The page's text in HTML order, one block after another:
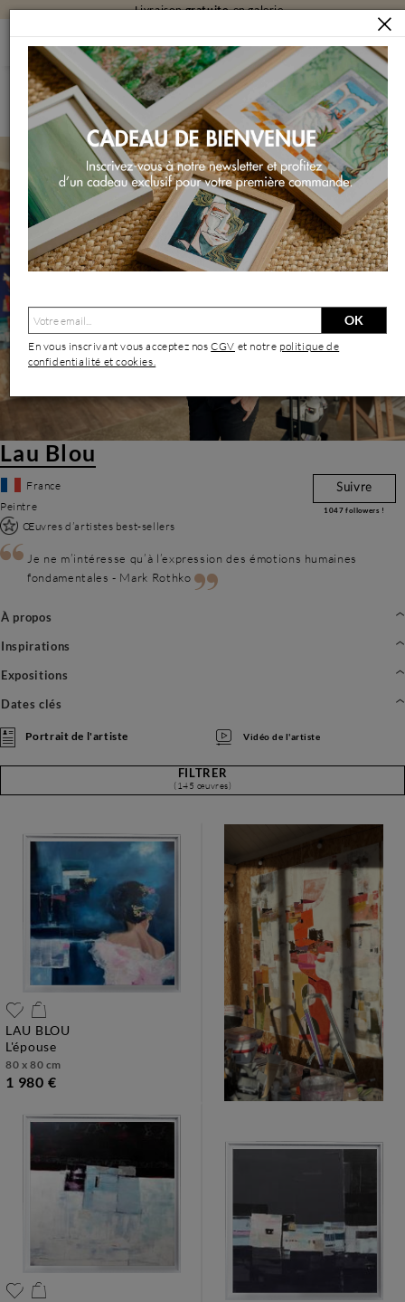
Livraisongratuiteen galerie
ARTISTES LAU BLOU
Lau Blou | Artiste Contemporain : Oeuvres & Biographie
Lau Blou
France
Peintre
Œuvres d’artistes best-sellers
Suivre
1047followers !
Je ne m’intéresse qu’à l’expression des émotions humaines
fondamentales - Mark Rothko
À propos
Inspirations
Expositions
Dates clés
Portrait de l'artiste Vidéo de l'artiste
FILTRER
(145 œuvres)
LAU BLOU
l'épouse
80 x 80 cm
1 980 €
OK
En vous inscrivant vous acceptez nosCGV et notre politique de
confidentialité et cookies.